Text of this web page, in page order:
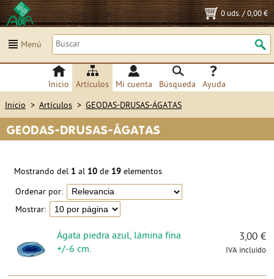
0 uds./0,00 €
Menú
Inicio Artículos Mi cuenta Búsqueda Ayuda
Inicio > Artículos > GEODAS-DRUSAS-ÁGATAS
GEODAS-DRUSAS-ÁGATAS
Mostrando del 1 al 10 de 19 elementos
Ordenar por:
Mostrar:
Ágata piedra azul, lámina fina
+/-6 cm.
3,00 €
IVA incluido